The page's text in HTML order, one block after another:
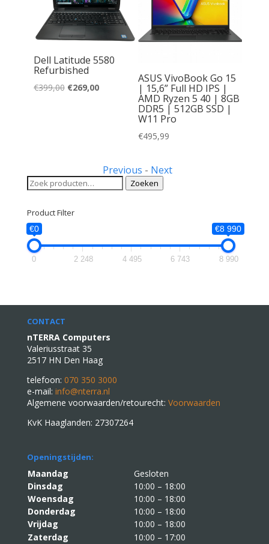
Dell Latitude 5580
Refurbished
€399,00 Oorspronkelijke
€269,00Huidige
ASUS VivoBook Go 15
| 15,6” Full HD IPS |
AMD Ryzen 5 40 | 8GB
DDR5 | 512GB SSD |
W11 Pro
€495,99
Previous - Next
Zoeken
naar:
Zoeken
Product Filter
€0 €8 990
0 2 248 4 495 6 743 8 990
CONTACT
nTERRA Computers
Valeriusstraat 35
2517 HN Den Haag
telefoon: 070 350 3000
e-mail: info@nterra.nl
Algemene voorwaarden/retourecht: Voorwaarden
KvK Haaglanden: 27307264
Openingstijden:
Maandag
Gesloten
Dinsdag
10:00 – 18:00
Woensdag
10:00 – 18:00
Donderdag
10:00 – 18:00
Vrijdag
10:00 – 18:00
Zaterdag
10:00 – 17:00